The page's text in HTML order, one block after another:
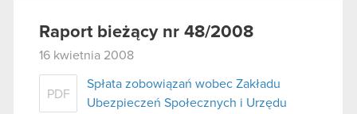
Raport bieżący nr 48/2008
16 kwietnia 2008
PDF
Spłata zobowiązań wobec Zakładu
Ubezpieczeń Społecznych i Urzędu